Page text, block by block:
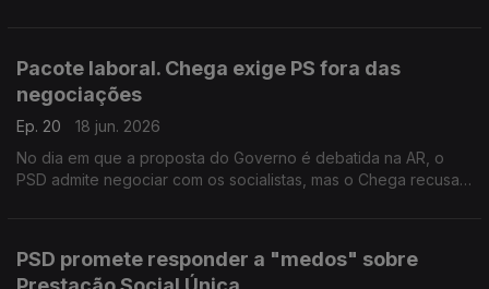
Pacote laboral. Chega exige PS fora das
negociações
Ep. 20
18 jun. 2026
No dia em que a proposta do Governo é debatida na AR, o
PSD admite negociar com os socialistas, mas o Chega recusa
PSD promete responder a "medos" sobre